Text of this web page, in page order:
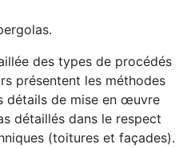
des types de procédés
présentent les méthodes
détails de mise en œuvre
détaillés dans le respect
(toitures et façades).